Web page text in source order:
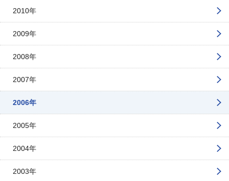
2010年
2009年
2008年
2007年
2006年
2005年
2004年
2003年